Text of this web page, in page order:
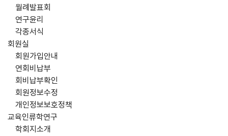
월례발표회
연구윤리
각종서식
회원실
회원가입안내
연회비납부
회비납부확인
회원정보수정
개인정보보호정책
교육인류학연구
학회지소개